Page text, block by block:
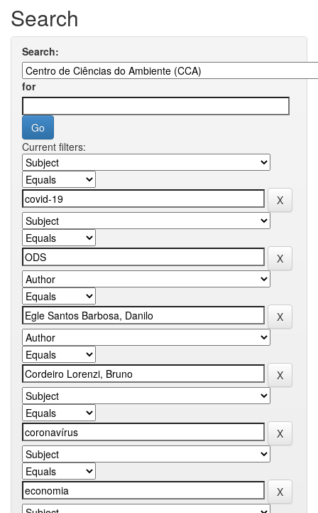
Search
Search:
for
Current filters: